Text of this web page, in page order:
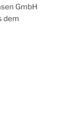
GmbH
dem